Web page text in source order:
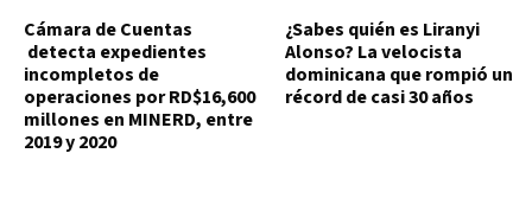
Cámara de Cuentas
detecta expedientes
incompletos de
operaciones por RD$16,600
millones en MINERD, entre
2019 y 2020
¿Sabes quién es Liranyi
Alonso? La velocista
dominicana que rompió un
récord de casi 30 años